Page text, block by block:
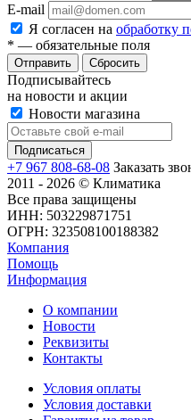
E-mail
Я согласен на обработку
* — обязательные поля
Сбросить
Подписывайтесь
на новости и акции
Новости магазина
+7 967 808-68-08 Заказать
2011 - 2026 © Климатика
Все права защищены
ИНН: 503229871751
ОГРН: 323508100188382
Компания
Помощь
Информация
О компании
Новости
Реквизиты
Контакты
Условия оплаты
Условия доставки